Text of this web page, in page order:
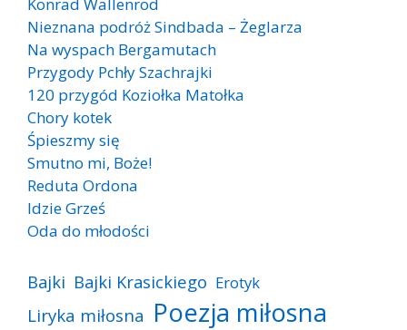
Nieznana podróż Sindbada – Żeglarza
Na wyspach Bergamutach
Przygody Pchły Szachrajki
120 przygód Koziołka Matołka
Chory kotek
Śpieszmy się
Smutno mi, Boże!
Reduta Ordona
Idzie Grześ
Oda do młodości
Bajki Bajki Krasickiego Erotyk
Liryka miłosna Poezja miłosna